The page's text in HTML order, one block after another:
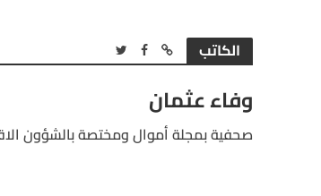
الكاتب
وفاء عثمان
صحفية بمجلة أموال ومختصة بالشؤون